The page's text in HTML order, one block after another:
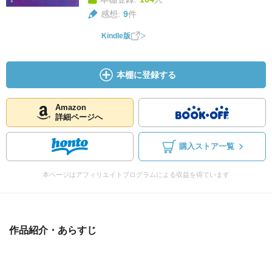
感想: 9件
Kindle版
本棚に登録する
Amazon
詳細ページへ
購入ストア一覧
本ページはアフィリエイトプログラムによる収益を得ています
作品紹介・あらすじ